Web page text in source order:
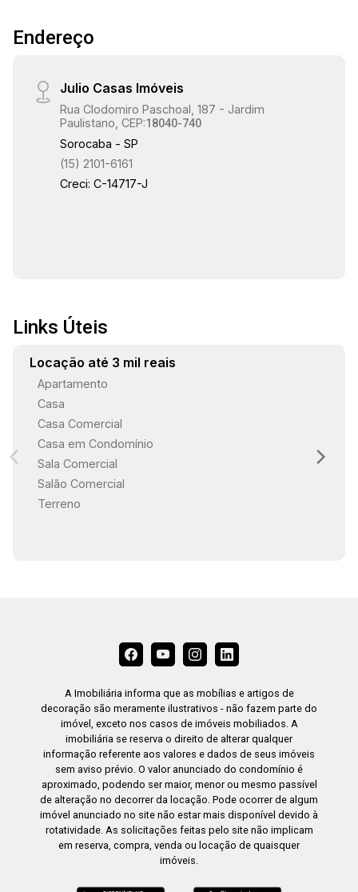
Academia ao Ar Livre, - Quiosque com
Churrasqueira, - Quadra Poliesportiva, - Quadra
disposição para te atender. Gostaria de saber
mais informações ou agendar uma visita?
Endereço
Julio Casas Imóveis
Rua Clodomiro Paschoal, 187 - Jardim
Paulistano, CEP:18040-740
Sorocaba - SP
(15) 2101-6161
Creci: C-14717-J
Links Úteis
Locação até 3 mil reais
Apartamento
Casa
Casa Comercial
Casa em Condomínio
Sala Comercial
Salão Comercial
Terreno
A Imobiliária informa que as mobílias e artigos de
decoração são meramente ilustrativos - não fazem parte do
imóvel, exceto nos casos de imóveis mobiliados. A
imobiliária se reserva o direito de alterar qualquer
informação referente aos valores e dados de seus imóveis
sem aviso prévio. O valor anunciado do condomínio é
aproximado, podendo ser maior, menor ou mesmo passível
de alteração no decorrer da locação. Pode ocorrer de algum
imóvel anunciado no site não estar mais disponível devido à
rotatividade. As solicitações feitas pelo site não implicam
em reserva, compra, venda ou locação de quaisquer
imóveis.